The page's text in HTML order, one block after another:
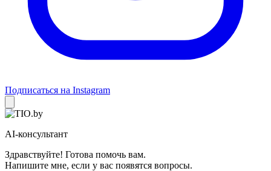
Подписаться на Instagram
AI-консультант
Здравствуйте! Готова помочь вам.
Напишите мне, если у вас появятся вопросы.